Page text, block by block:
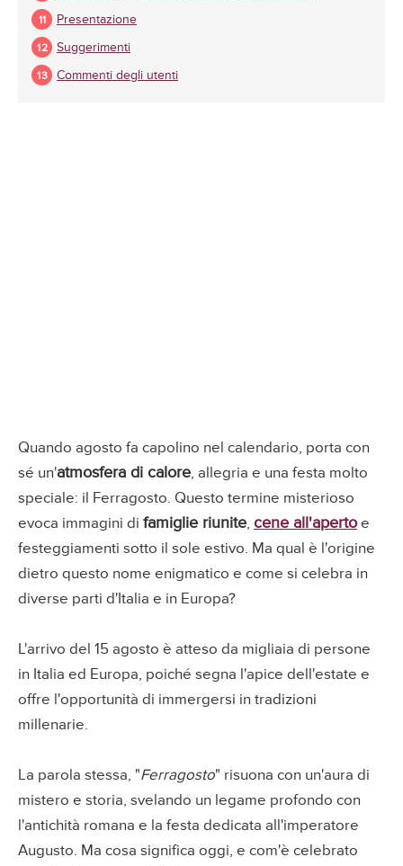
Presentazione
Suggerimenti
Commenti degli utenti
Quando agosto fa capolino nel calendario, porta con
sé un'atmosfera di calore, allegria e una festa molto
speciale: il Ferragosto. Questo termine misterioso
evoca immagini di famiglie riunite, cene all'apertoe
festeggiamenti sotto il sole estivo. Ma qual è l'origine
dietro questo nome enigmatico e come si celebra in
diverse parti d'Italia e in Europa?
L'arrivo del 15 agosto è atteso da migliaia di persone
in Italia ed Europa, poiché segna l'apice dell'estate e
offre l'opportunità di immergersi in tradizioni
millenarie.
La parola stessa, "Ferragosto" risuona con un'aura di
mistero e storia, svelando un legame profondo con
l'antichità romana e la festa dedicata all'imperatore
Augusto. Ma cosa significa oggi, e com'è celebrato